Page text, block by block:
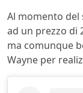
Al momento del
ad un prezzo di
ma comunque
Wayne per